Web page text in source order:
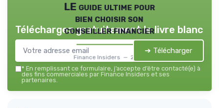
LE guide ultime pour
bien choisir son
conseiller financier
Finance Insiders — 2026
Téléchargez gratuitement le livre blanc
➔ Télécharger
* En remplissant ce formulaire, j’accepte d’être contacté(e) à
des fins commerciales par Finance Insiders et ses
partenaires.